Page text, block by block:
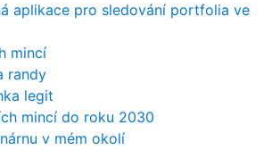
aplikace pro sledování portfolia ve
mincí
randy
legit
mincí do roku 2030
v mém okolí